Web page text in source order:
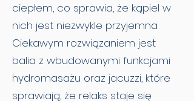
ciepłem, co sprawia, że kąpiel w
nich jest niezwykle przyjemna.
Ciekawym rozwiązaniem jest
balia z wbudowanymi funkcjami
hydromasażu oraz jacuzzi, które
sprawiają, że relaks staje się